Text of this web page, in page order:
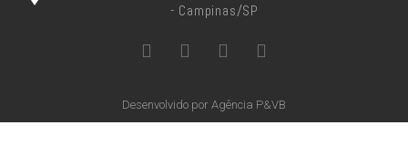
- Campinas/SP
Desenvolvido por Agência P&VB